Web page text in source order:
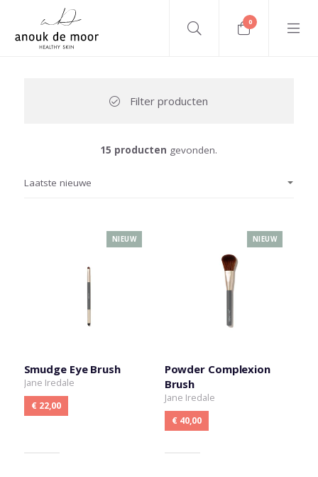
0
Filter producten
15 producten gevonden.
Smudge Eye Brush
Jane Iredale
€ 22,00
NIEUW
Powder Complexion
Brush
Jane Iredale
€ 40,00
NIEUW